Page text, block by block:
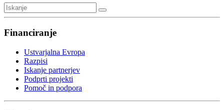
Financiranje
Ustvarjalna Evropa
Razpisi
Iskanje partnerjev
Podprti projekti
Pomoč in podpora